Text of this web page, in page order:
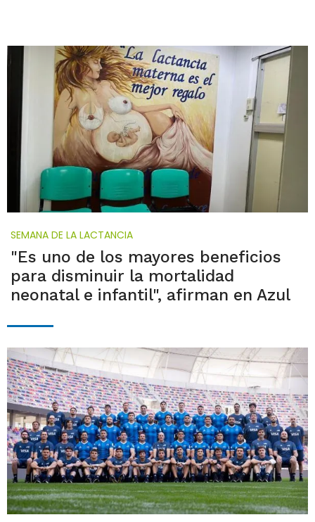
SEMANA DE LA LACTANCIA
"Es uno de los mayores beneficios
para disminuir la mortalidad
neonatal e infantil", afirman en Azul